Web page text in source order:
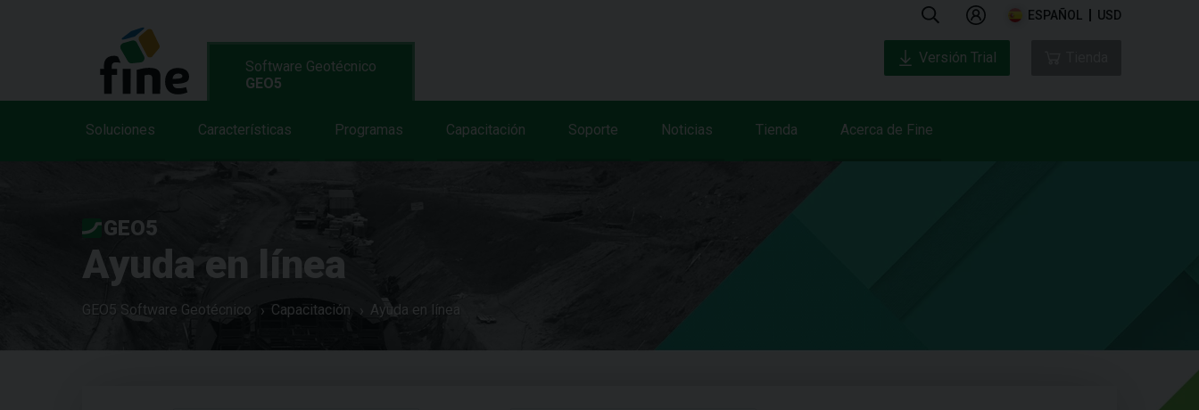
ESPAÑOL USD
Software Geotécnico
GEO5
Soluciones Características Programas Capacitación Soporte Noticias Tienda Acerca de Fine
Versión Trial
GEO5
Ayuda en línea
GEO5 Software Geotécnico Capacitación Ayuda en línea